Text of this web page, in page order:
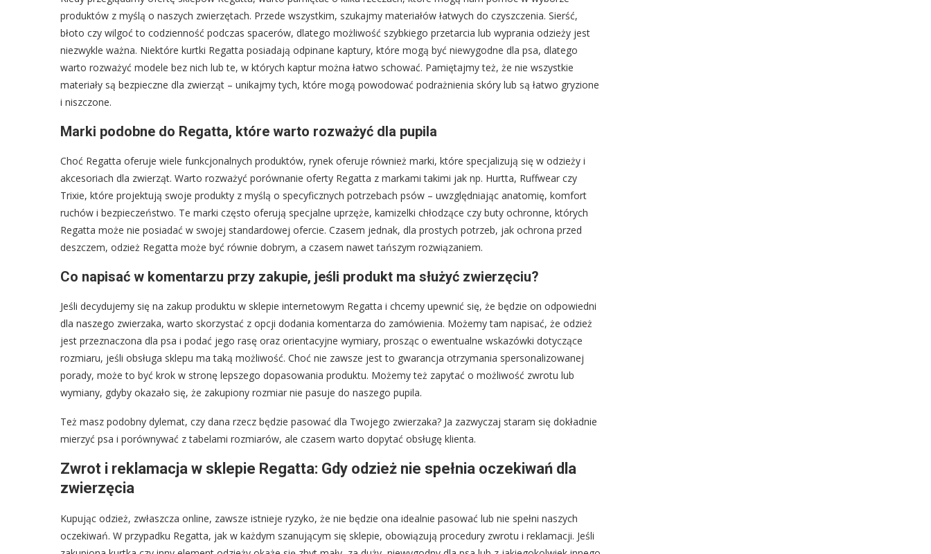
produktów z myślą o naszych zwierzętach. Przede wszystkim, szukajmy materiałów łatwych do czyszczenia. Sierść,
błoto czy wilgoć to codzienność podczas spacerów, dlatego możliwość szybkiego przetarcia lub wyprania odzieży jest
niezwykle ważna. Niektóre kurtki Regatta posiadają odpinane kaptury, które mogą być niewygodne dla psa, dlatego
warto rozważyć modele bez nich lub te, w których kaptur można łatwo schować. Pamiętajmy też, że nie wszystkie
materiały są bezpieczne dla zwierząt – unikajmy tych, które mogą powodować podrażnienia skóry lub są łatwo gryzione
i niszczone.
Marki podobne do Regatta, które warto rozważyć dla pupila
Choć Regatta oferuje wiele funkcjonalnych produktów, rynek oferuje również marki, które specjalizują się w odzieży i
akcesoriach dla zwierząt. Warto rozważyć porównanie oferty Regatta z markami takimi jak np. Hurtta, Ruffwear czy
Trixie, które projektują swoje produkty z myślą o specyficznych potrzebach psów – uwzględniając anatomię, komfort
ruchów i bezpieczeństwo. Te marki często oferują specjalne uprzęże, kamizelki chłodzące czy buty ochronne, których
Regatta może nie posiadać w swojej standardowej ofercie. Czasem jednak, dla prostych potrzeb, jak ochrona przed
deszczem, odzież Regatta może być równie dobrym, a czasem nawet tańszym rozwiązaniem.
Co napisać w komentarzu przy zakupie, jeśli produkt ma służyć zwierzęciu?
Jeśli decydujemy się na zakup produktu w sklepie internetowym Regatta i chcemy upewnić się, że będzie on odpowiedni
dla naszego zwierzaka, warto skorzystać z opcji dodania komentarza do zamówienia. Możemy tam napisać, że odzież
jest przeznaczona dla psa i podać jego rasę oraz orientacyjne wymiary, prosząc o ewentualne wskazówki dotyczące
rozmiaru, jeśli obsługa sklepu ma taką możliwość. Choć nie zawsze jest to gwarancja otrzymania spersonalizowanej
porady, może to być krok w stronę lepszego dopasowania produktu. Możemy też zapytać o możliwość zwrotu lub
wymiany, gdyby okazało się, że zakupiony rozmiar nie pasuje do naszego pupila.
Też masz podobny dylemat, czy dana rzecz będzie pasować dla Twojego zwierzaka? Ja zazwyczaj staram się dokładnie
mierzyć psa i porównywać z tabelami rozmiarów, ale czasem warto dopytać obsługę klienta.
Zwrot i reklamacja w sklepie Regatta: Gdy odzież nie spełnia oczekiwań dla
zwierzęcia
Kupując odzież, zwłaszcza online, zawsze istnieje ryzyko, że nie będzie ona idealnie pasować lub nie spełni naszych
oczekiwań. W przypadku Regatta, jak w każdym szanującym się sklepie, obowiązują procedury zwrotu i reklamacji. Jeśli